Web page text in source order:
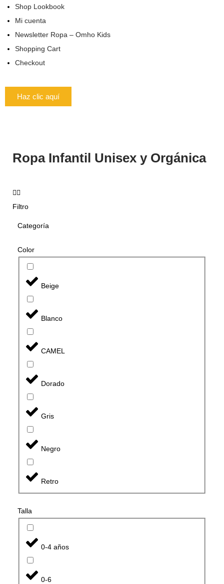
Shop Lookbook
Mi cuenta
Newsletter Ropa – Omho Kids
Shopping Cart
Checkout
Haz clic aquí
Ropa Infantil Unisex y Orgánica
Filtro
Categoría
Color
Beige
Blanco
CAMEL
Dorado
Gris
Negro
Retro
Talla
0-4 años
0-6